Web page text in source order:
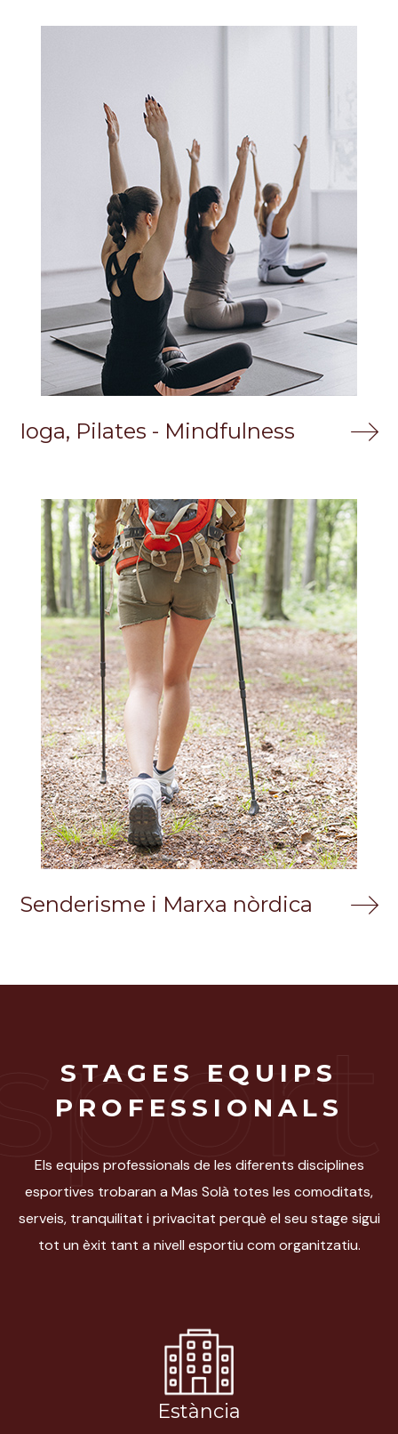
Ioga, Pilates - Mindfulness
Senderisme i Marxa nòrdica
port
STAGES EQUIPS
PROFESSIONALS
Els equips professionals de les diferents disciplines
esportives trobaran a Mas Solà totes les comoditats,
serveis, tranquilitat i privacitat perquè el seu stage sigui
tot un èxit tant a nivell esportiu com organitzatiu.
Estància